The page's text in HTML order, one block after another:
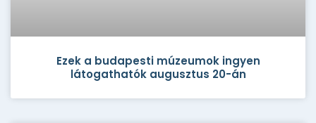
Ezek a budapesti múzeumok ingyen
látogathatók augusztus 20-án